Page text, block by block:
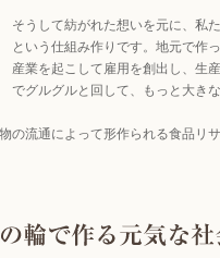
そうして紡がれた想いを元に、私
という仕組み作りです。地元で作
産業を起こして雇用を創出し、生
でグルグルと回して、もっと大き
流通によって形作られる食品リ